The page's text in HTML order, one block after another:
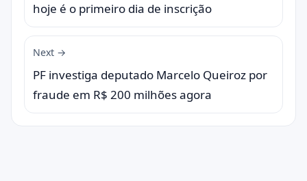
hoje é o primeiro dia de inscrição
Next →
PF investiga deputado Marcelo Queiroz por
fraude em R$ 200 milhões agora